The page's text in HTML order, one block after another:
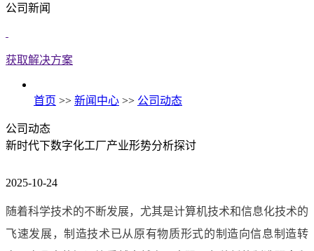
公司新闻
获取解决方案
首页 >> 新闻中心 >> 公司动态
公司动态
新时代下数字化工厂产业形势分析探讨
2025-10-24
随着科学技术的不断发展，尤其是计算机技术和信息化技术的
飞速发展，制造技术已从原有物质形式的制造向信息制造转